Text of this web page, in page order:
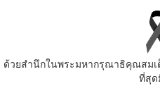
ด้วยสํานึกในพระมหากรุณาธิคุณสม
ที่สุด